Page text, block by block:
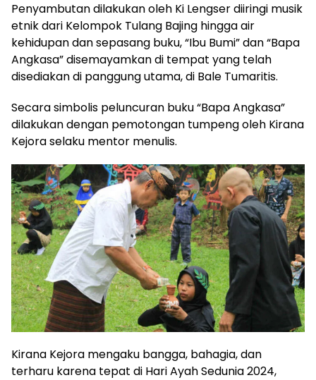
Penyambutan dilakukan oleh Ki Lengser diiringi musik
etnik dari Kelompok Tulang Bajing hingga air
kehidupan dan sepasang buku, “Ibu Bumi” dan “Bapa
Angkasa” disemayamkan di tempat yang telah
disediakan di panggung utama, di Bale Tumaritis.
Secara simbolis peluncuran buku “Bapa Angkasa”
dilakukan dengan pemotongan tumpeng oleh Kirana
Kejora selaku mentor menulis.
Kirana Kejora mengaku bangga, bahagia, dan
terharu karena tepat di Hari Ayah Sedunia 2024,